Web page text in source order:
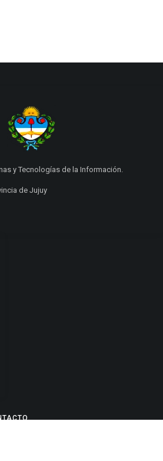
y Tecnologías de la Información.
de Jujuy